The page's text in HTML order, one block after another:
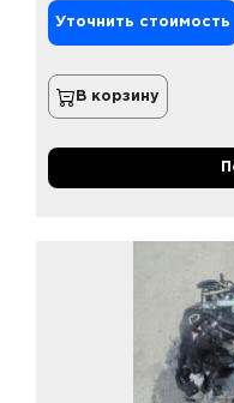
Уточнить стоимость
В корзину